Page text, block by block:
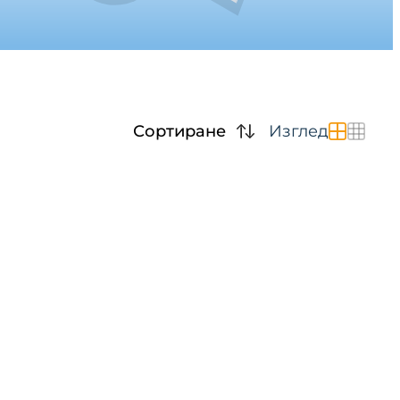
Сортиране Изглед